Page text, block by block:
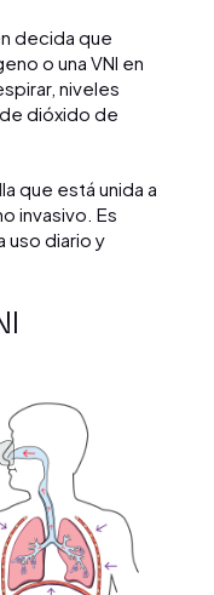
decida que
o una VNI en
niveles
dióxido de
que está unida a
invasivo. Es
uso diario y